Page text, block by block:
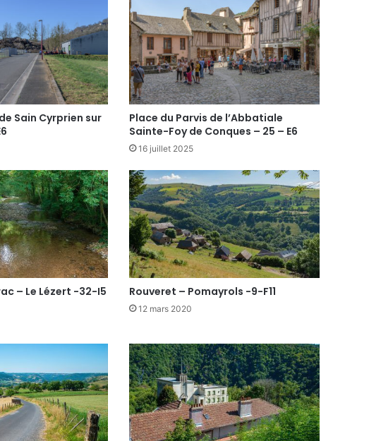
Sain Cyrprien sur
Place du Parvis de l’Abbatiale
Sainte-Foy de Conques – 25 – E6
16 juillet 2025
– Le Lézert -32-I5 Rouveret – Pomayrols -9-F11
12 mars 2020